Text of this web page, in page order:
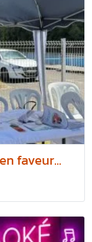
faveur...